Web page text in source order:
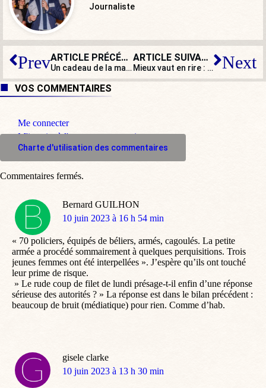
Journaliste
Prev ARTICLE PRÉCÉDENT
Un cadeau de la mairie de Paris : vos pochettes d’ordinateur récup
ARTICLE SUIVANT
Mieux vaut en rire : « Se faire gifler par son mari » ? Normal Next
VOS COMMENTAIRES
Me connecter
M'inscrire à l'espace commentaire
Charte d'utilisation des commentaires
Bernard GUILHON
dit
10 juin 2023 à 16 h 54 min
« 70 policiers, équipés de béliers, armés, cagoulés. La petite
armée a procédé sommairement à quelques perquisitions. Trois
jeunes femmes ont été interpellées ». J’espère qu’ils ont touché
leur prime de risque.
» Le rude coup de filet de lundi présage-t-il enfin d’une réponse
sérieuse des autorités ? » La réponse est dans le bilan précédent :
beaucoup de bruit (médiatique) pour rien. Comme d’hab.
gisele clarke
dit
10 juin 2023 à 13 h 30 min
Commentaires fermés.